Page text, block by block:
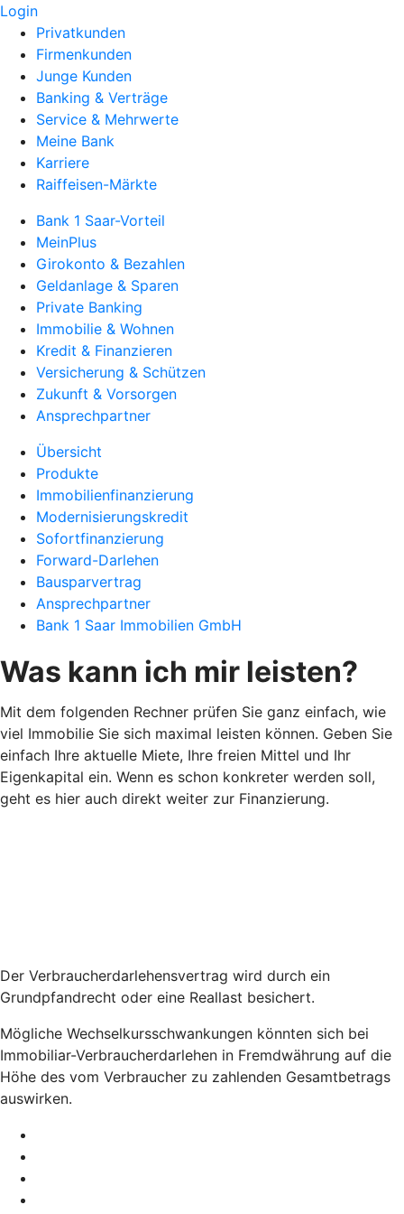
Login
Privatkunden
Firmenkunden
Junge Kunden
Banking & Verträge
Service & Mehrwerte
Meine Bank
Karriere
Raiffeisen-Märkte
Bank 1 Saar-Vorteil
MeinPlus
Girokonto & Bezahlen
Geldanlage & Sparen
Private Banking
Immobilie & Wohnen
Kredit & Finanzieren
Versicherung & Schützen
Zukunft & Vorsorgen
Ansprechpartner
Übersicht
Produkte
Immobilienfinanzierung
Modernisierungskredit
Sofortfinanzierung
Forward-Darlehen
Bausparvertrag
Ansprechpartner
Bank 1 Saar Immobilien GmbH
Was kann ich mir leisten?
Mit dem folgenden Rechner prüfen Sie ganz einfach, wie
viel Immobilie Sie sich maximal leisten können. Geben Sie
einfach Ihre aktuelle Miete, Ihre freien Mittel und Ihr
Eigenkapital ein. Wenn es schon konkreter werden soll,
geht es hier auch direkt weiter zur Finanzierung.
Der Verbraucher­­darlehensvertrag wird durch ein
Grundpfandrecht oder eine Reallast besichert.
Mögliche Wechselkurs­­schwankungen könnten sich bei
Immobiliar-Verbraucherdarlehen in Fremdwährung auf die
Höhe des vom Verbraucher zu zahlenden Gesamtbetrags
auswirken.